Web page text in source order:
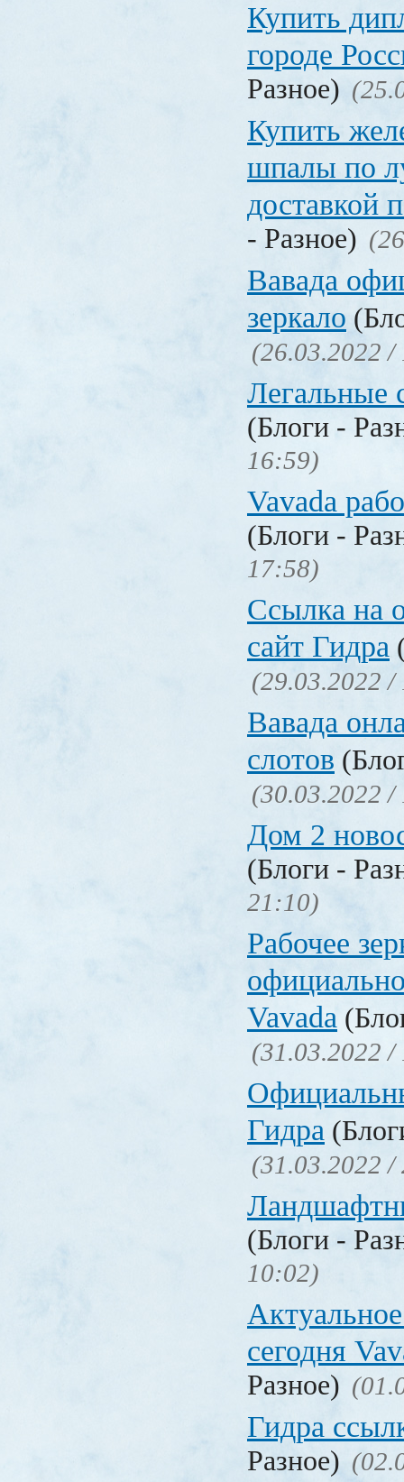
Купить
городе
Разное)
Купить
шпалы по
доставкой
- Разное)
Вавада
зеркало
(26.03.2022 /
Легальные
(Блоги -
16:59)
Vavada
(Блоги -
17:58)
Ссылка на
сайт Гидра
(29.03.2022 /
Вавада
слотов
(30.03.2022 /
Дом 2
(Блоги -
21:10)
Рабочее
Vavada
(31.03.2022 /
Гидра
(31.03.2022 /
(Блоги -
10:02)
сегодня
Разное)
Гидра
Разное)